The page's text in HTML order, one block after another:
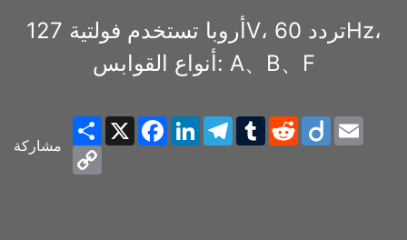
أروبا تستخدم فولتية 127V، تردد 60Hz،
أنواع القوابس: A、B、F
مشاركة
ShareX Facebook
LinkedInTelegram
TumblrRedditDiigo